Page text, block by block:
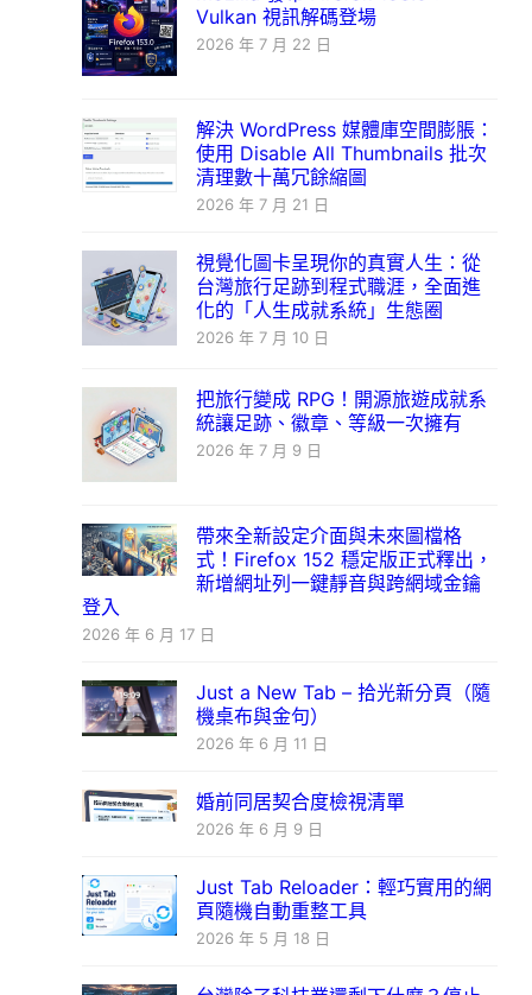
Vulkan 視訊解碼登場
2026 年 7 月 22 日
解決 WordPress 媒體庫空間膨脹：
使用 Disable All Thumbnails 批次
清理數十萬冗餘縮圖
2026 年 7 月 21 日
視覺化圖卡呈現你的真實人生：從
台灣旅行足跡到程式職涯，全面進
化的「人生成就系統」生態圈
2026 年 7 月 10 日
把旅行變成 RPG！開源旅遊成就系
統讓足跡、徽章、等級一次擁有
2026 年 7 月 9 日
帶來全新設定介面與未來圖檔格
式！Firefox 152 穩定版正式釋出，
新增網址列一鍵靜音與跨網域金鑰
登入
2026 年 6 月 17 日
Just a New Tab – 拾光新分頁（隨
機桌布與金句）
2026 年 6 月 11 日
婚前同居契合度檢視清單
2026 年 6 月 9 日
Just Tab Reloader：輕巧實用的網
頁隨機自動重整工具
2026 年 5 月 18 日